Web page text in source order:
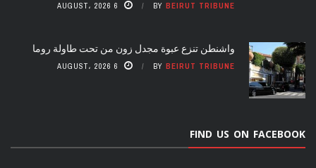
BY BEIRUT TRIBUNE 6 AUGUST، 2026
واشنطن تنزع عبوة مجدل زون من تحت طاولة روما
BY BEIRUT TRIBUNE 6 AUGUST، 2026
FIND US ON FACEBOOK